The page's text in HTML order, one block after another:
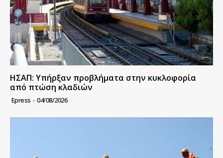
ΗΣΑΠ: Υπήρξαν προβλήματα στην κυκλοφορία
από πτώση κλαδιών
Epress - 04/08/2026